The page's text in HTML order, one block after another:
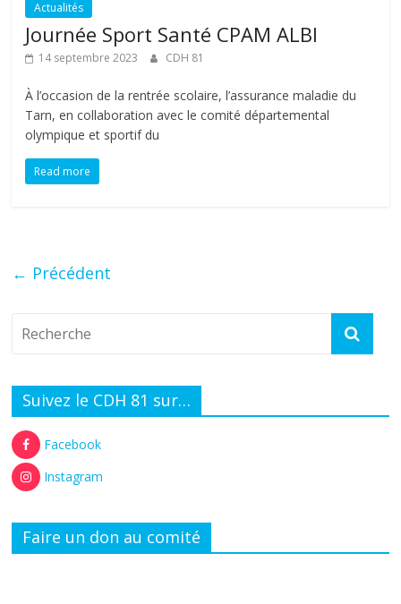
Actualités
Journée Sport Santé CPAM ALBI
14 septembre 2023 CDH 81
À l’occasion de la rentrée scolaire, l’assurance maladie du
Tarn, en collaboration avec le comité départemental
olympique et sportif du
Read more
← Précédent
Suivez le CDH 81 sur…
Facebook
Instagram
Faire un don au comité